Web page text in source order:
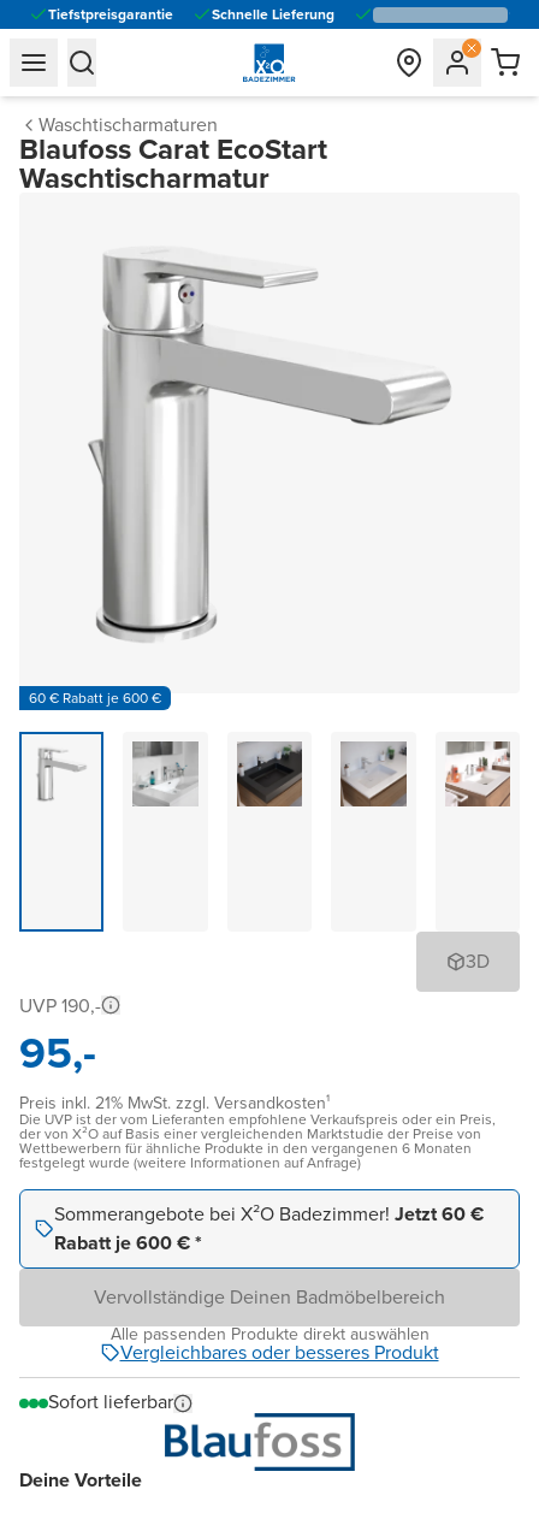
Tiefstpreisgarantie Schnelle Lieferung
general.navigation.toggle_menu.label
general.navigation.toggle_menu.label
Waschtischarmaturen
Blaufoss Carat EcoStart
Waschtischarmatur
60 € Rabatt je 600 €
3D
Deine Vorteile
UVP 190,-
95,-
Preis inkl. 21% MwSt. zzgl. Versandkosten¹
Die UVP ist der vom Lieferanten empfohlene Verkaufspreis oder ein Preis,
der von X²O auf Basis einer vergleichenden Marktstudie der Preise von
Wettbewerbern für ähnliche Produkte in den vergangenen 6 Monaten
festgelegt wurde (weitere Informationen auf Anfrage)
Sommerangebote bei X²O Badezimmer! Jetzt 60 €
Rabatt je 600 € *
Vervollständige Deinen Badmöbelbereich
Alle passenden Produkte direkt auswählen
Vergleichbares oder besseres Produkt
Sofort lieferbar